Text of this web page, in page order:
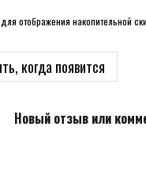
для отображения накопительной
когда появится
Новый отзыв или